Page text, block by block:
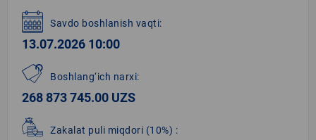
Savdo boshlanish vaqti:
13.07.2026 10:00
Boshlang‘ich narxi:
268 873 745.00 UZS
Zakalat puli miqdori (10%) :